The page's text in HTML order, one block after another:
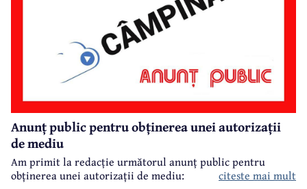
Anunț public pentru obținerea unei autorizații
de mediu
Am primit la redacție următorul anunț public pentru
obținerea unei autorizații de mediu:
citeste mai mult